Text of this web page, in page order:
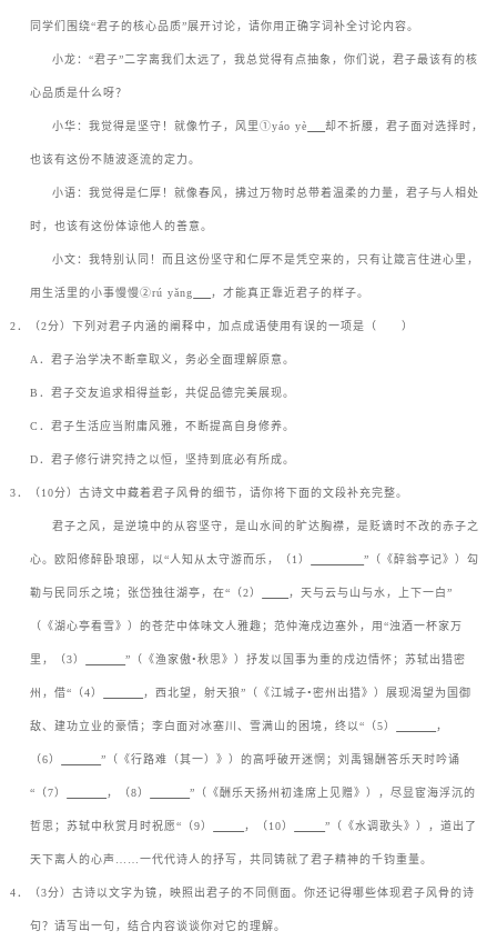
同学们围绕“君子的核心品质”展开讨论，请你用正确字词补全讨论内容。
ㅤㅤ小龙：“君子”二字离我们太远了，我总觉得有点抽象，你们说，君子最该有的核
心品质是什么呀？
ㅤㅤ小华：我觉得是坚守！就像竹子，风里①yáo yè 却不折腰，君子面对选择时，
也该有这份不随波逐流的定力。
ㅤㅤ小语：我觉得是仁厚！就像春风，拂过万物时总带着温柔的力量，君子与人相处
时，也该有这份体谅他人的善意。
ㅤㅤ小文：我特别认同！而且这份坚守和仁厚不是凭空来的，只有让箴言住进心里，
用生活里的小事慢慢②rú yǎng ，才能真正靠近君子的样子。
2 ．（2分）下列对君子内涵的阐释中，加点成语使用有误的一项是（ ）
A ．君子治学决不断章取义，务必全面理解原意。
B ．君子交友追求相得益彰，共促品德完美展现。
C ．君子生活应当附庸风雅，不断提高自身修养。
D ．君子修行讲究持之以恒，坚持到底必有所成。
3 ．（ 10分）古诗文中藏着君子风骨的细节，请你将下面的文段补充完整。
ㅤㅤ君子之风，是逆境中的从容坚守，是山水间的旷达胸襟，是贬谪时不改的赤子之
心。欧阳修醉卧琅琊，以“人知从太守游而乐，（ 1 ） ” （《醉翁亭记》）勾
勒与民同乐之境；张岱独往湖亭，在“ （2） ，天与云与山与水，上下一白”
（《湖心亭看雪》）的苍茫中体味文人雅趣；范仲淹戍边塞外，用“浊酒一杯家万
里，（3） ” （《渔家傲•秋思》）抒发以国事为重的戍边情怀；苏轼出猎密
州，借“ （4） ，西北望，射天狼” （《江城子•密州出猎》）展现渴望为国御
敌、建功立业的豪情；李白面对冰塞川、雪满山的困境，终以“ （5） ，
（6） ” （《行路难（其一）》）的高呼破开迷惘；刘禹锡酬答乐天时吟诵
“ （7） ，（8） ” （《酬乐天扬州初逢席上见赠》），尽显宦海浮沉的
哲思；苏轼中秋赏月时祝愿“ （9） ，（ 10） ” （《水调歌头》），道出了
天下离人的心声 ……一代代诗人的抒写，共同铸就了君子精神的千钧重量。
4 ．（3分）古诗以文字为镜，映照出君子的不同侧面。你还记得哪些体现君子风骨的诗
句？请写出一句，结合内容谈谈你对它的理解。